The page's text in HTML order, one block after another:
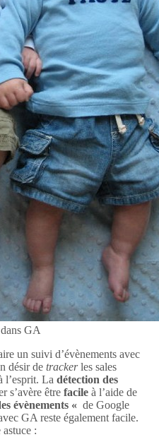
GA
un suivi d’évènements avec
désir de trackerles sales
l’esprit. La détection des
s’avère être facile à l’aide de
évènements « de Google
GA reste également facile.
: